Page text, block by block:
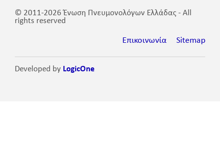
© 2011-2026 Ένωση Πνευμονολόγων Ελλάδας - All
rights reserved
Επικοινωνία Sitemap
Developed by LogicOne